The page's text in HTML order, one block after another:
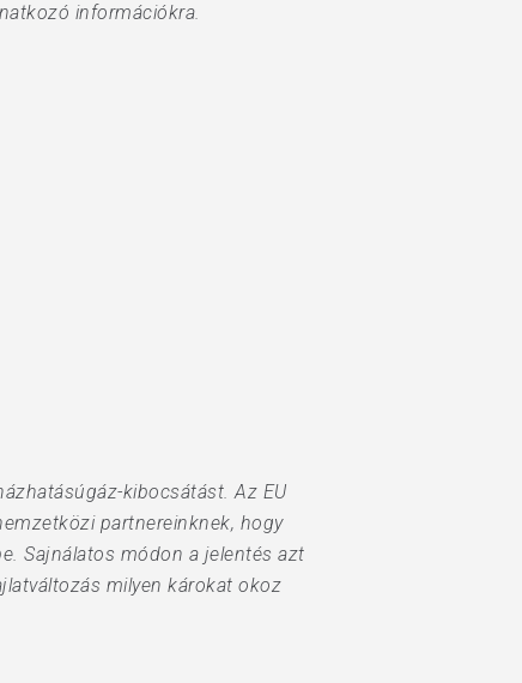
információkra.
kibocsátást. Az EU
partnereinknek, hogy
Sajnálatos módon a jelentés azt
milyen károkat okoz